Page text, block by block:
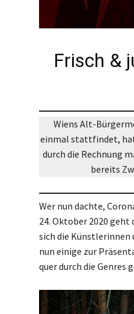
Frisch &
Wiens Alt-
einmal stattfindet, hat
durch die Rechnung
bereits
Wer nun dachte,
24. Oktober 2020 geht
sich die
nun einige zur
quer durch die